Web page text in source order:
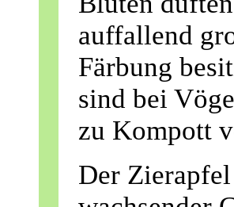
auffallend
Färbung
sind bei
zu Kompott
Der